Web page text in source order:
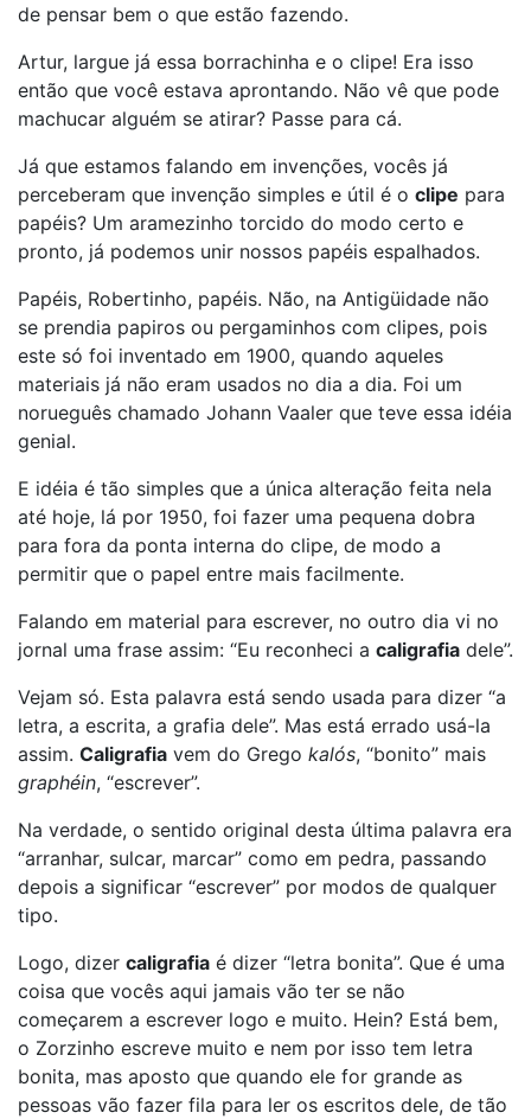
de pensar bem o que estão fazendo.
Artur, largue já essa borrachinha e o clipe! Era isso
então que você estava aprontando. Não vê que pode
machucar alguém se atirar? Passe para cá.
Já que estamos falando em invenções, vocês já
perceberam que invenção simples e útil é o clipe para
papéis? Um aramezinho torcido do modo certo e
pronto, já podemos unir nossos papéis espalhados.
Papéis, Robertinho, papéis. Não, na Antigüidade não
se prendia papiros ou pergaminhos com clipes, pois
este só foi inventado em 1900, quando aqueles
materiais já não eram usados no dia a dia. Foi um
norueguês chamado Johann Vaaler que teve essa idéia
genial.
E idéia é tão simples que a única alteração feita nela
até hoje, lá por 1950, foi fazer uma pequena dobra
para fora da ponta interna do clipe, de modo a
permitir que o papel entre mais facilmente.
Falando em material para escrever, no outro dia vi no
jornal uma frase assim: “Eu reconheci a caligrafia dele”.
Vejam só. Esta palavra está sendo usada para dizer “a
letra, a escrita, a grafia dele”. Mas está errado usá-la
assim. Caligrafia vem do Grego kalós, “bonito” mais
graphéin, “escrever”.
Na verdade, o sentido original desta última palavra era
“arranhar, sulcar, marcar” como em pedra, passando
depois a significar “escrever” por modos de qualquer
tipo.
Logo, dizer caligrafia é dizer “letra bonita”. Que é uma
coisa que vocês aqui jamais vão ter se não
começarem a escrever logo e muito. Hein? Está bem,
o Zorzinho escreve muito e nem por isso tem letra
bonita, mas aposto que quando ele for grande as
pessoas vão fazer fila para ler os escritos dele, de tão